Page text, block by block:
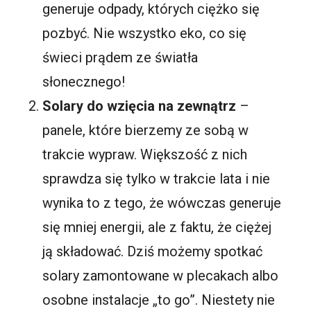
generuje odpady, których ciężko się
pozbyć. Nie wszystko eko, co się
świeci prądem ze światła
słonecznego!
Solary do wzięcia na zewnątrz –
panele, które bierzemy ze sobą w
trakcie wypraw. Większość z nich
sprawdza się tylko w trakcie lata i nie
wynika to z tego, że wówczas generuje
się mniej energii, ale z faktu, że ciężej
ją składować. Dziś możemy spotkać
solary zamontowane w plecakach albo
osobne instalacje „to go”. Niestety nie